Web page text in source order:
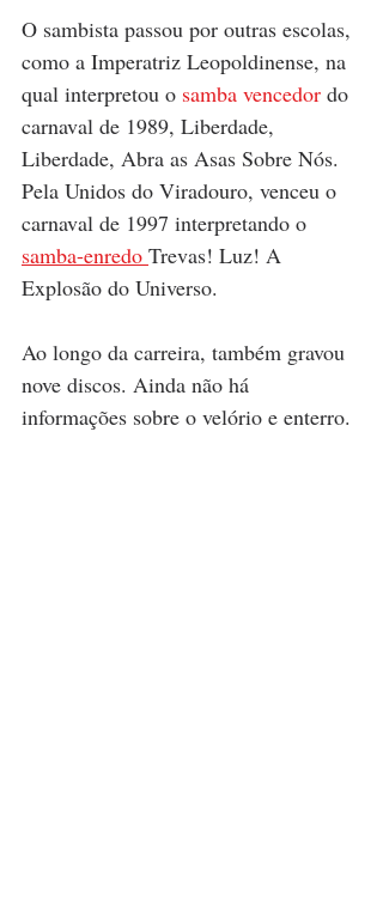
O sambista passou por outras escolas,
como a Imperatriz Leopoldinense, na
qual interpretou o samba vencedor do
carnaval de 1989, Liberdade,
Liberdade, Abra as Asas Sobre Nós.
Pela Unidos do Viradouro, venceu o
carnaval de 1997 interpretando o
samba-enredo Trevas! Luz! A
Explosão do Universo.
Ao longo da carreira, também gravou
nove discos. Ainda não há
informações sobre o velório e enterro.